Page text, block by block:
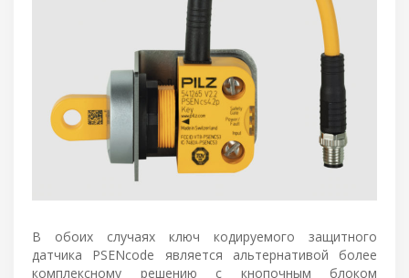
В обоих случаях ключ кодируемого защитного
датчика PSENcode является альтернативой более
комплексному решению с кнопочным блоком